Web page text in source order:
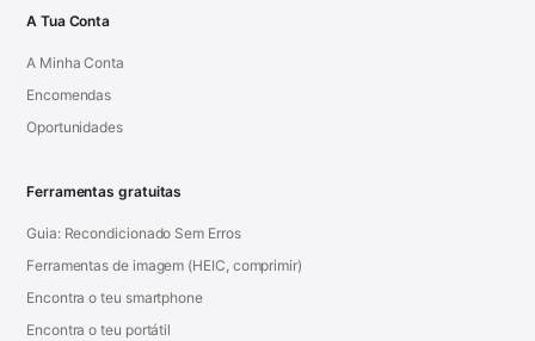
A Tua Conta
A Minha Conta
Encomendas
Oportunidades
Ferramentas gratuitas
Guia: Recondicionado Sem Erros
Ferramentas de imagem (HEIC, comprimir)
Encontra o teu smartphone
Encontra o teu portátil